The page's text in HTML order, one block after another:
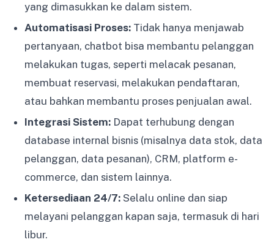
yang dimasukkan ke dalam sistem.
Automatisasi Proses: Tidak hanya menjawab
pertanyaan, chatbot bisa membantu pelanggan
melakukan tugas, seperti melacak pesanan,
membuat reservasi, melakukan pendaftaran,
atau bahkan membantu proses penjualan awal.
Integrasi Sistem: Dapat terhubung dengan
database internal bisnis (misalnya data stok, data
pelanggan, data pesanan), CRM, platform e-
commerce, dan sistem lainnya.
Ketersediaan 24/7: Selalu online dan siap
melayani pelanggan kapan saja, termasuk di hari
libur.